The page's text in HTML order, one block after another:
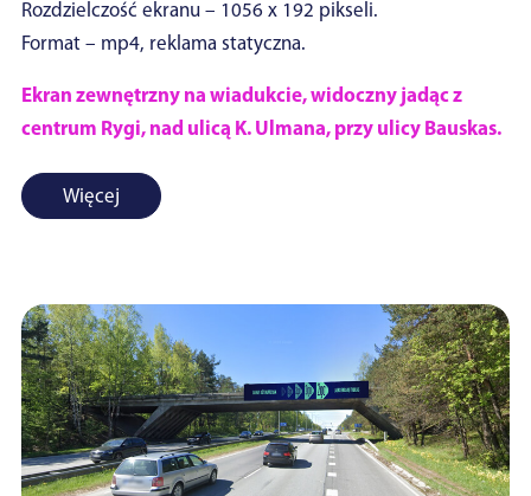
Rozdzielczość ekranu – 1056 x 192 pikseli.
Format – mp4, reklama statyczna.
Ekran zewnętrzny na wiadukcie, widoczny jadąc z
centrum Rygi, nad ulicą K. Ulmana, przy ulicy Bauskas.
Więcej